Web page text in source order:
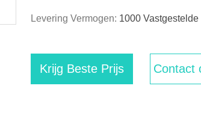
Levering Vermogen: 1000 Vastgestelde
Krijg Beste Prijs Contact